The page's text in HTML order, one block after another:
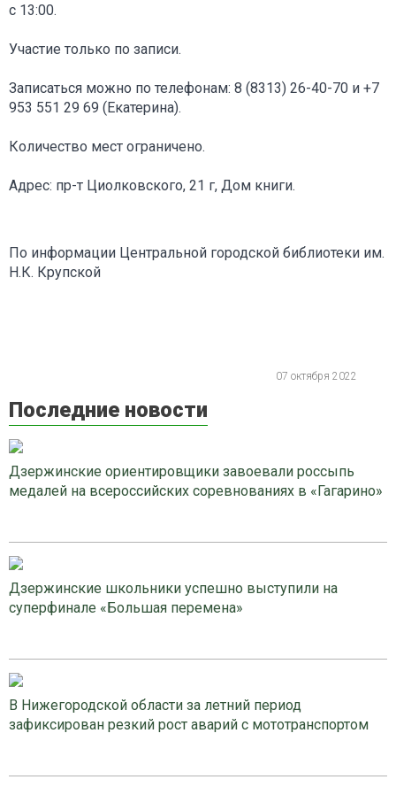
с 13:00.
Участие только по записи.
Записаться можно по телефонам: 8 (8313) 26-40-70 и +7
953 551 29 69 (Екатерина).
Количество мест ограничено.
Адрес: пр-т Циолковского, 21 г, Дом книги.
По информации Центральной городской библиотеки им.
Н.К. Крупской
07 октября 2022
Последние новости
Дзержинские ориентировщики завоевали россыпь
медалей на всероссийских соревнованиях в «Гагарино»
Дзержинские школьники успешно выступили на
суперфинале «Большая перемена»
В Нижегородской области за летний период
зафиксирован резкий рост аварий с мототранспортом